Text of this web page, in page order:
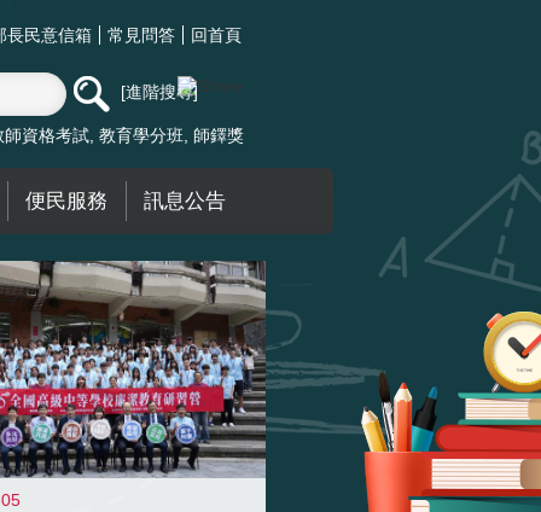
長民意信箱 常見問答 回首頁
進階搜尋
師資格考試 教育學分班 師鐸獎
便民服務 訊息公告